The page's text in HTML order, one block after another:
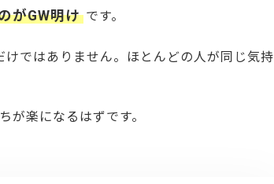
がGW明け です。
ではありません。ほとんどの人が同じ気持
が楽になるはずです。